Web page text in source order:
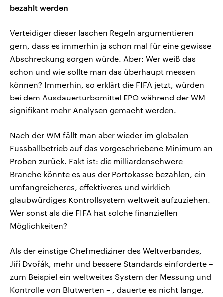
bezahlt werden
Verteidiger dieser laschen Regeln argumentieren
gern, dass es immerhin ja schon mal für eine gewisse
Abschreckung sorgen würde. Aber: Wer weiß das
schon und wie sollte man das überhaupt messen
können? Immerhin, so erklärt die FIFA jetzt, würden
bei dem Ausdauerturbomittel EPO während der WM
signifikant mehr Analysen gemacht werden.
Nach der WM fällt man aber wieder im globalen
Fussballbetrieb auf das vorgeschriebene Minimum an
Proben zurück. Fakt ist: die milliardenschwere
Branche könnte es aus der Portokasse bezahlen, ein
umfangreicheres, effektiveres und wirklich
glaubwürdiges Kontrollsystem weltweit aufzuziehen.
Wer sonst als die FIFA hat solche finanziellen
Möglichkeiten?
Als der einstige Chefmediziner des Weltverbandes,
Jiří Dvořák, mehr und bessere Standards einforderte –
zum Beispiel ein weltweites System der Messung und
Kontrolle von Blutwerten – , dauerte es nicht lange,